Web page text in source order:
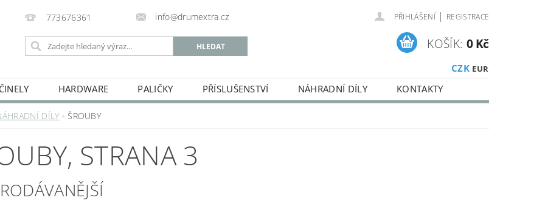
773676361 info@drumextra.cz PŘIHLÁŠENÍ | REGISTRACE
CZK EUR
KOŠÍK: 0 Kč
ČINELY HARDWARE PALIČKY PŘÍSLUŠENSTVÍ NÁHRADNÍ DÍLY KONTAKTY
DÍLY ŠROUBY
, STRANA 3